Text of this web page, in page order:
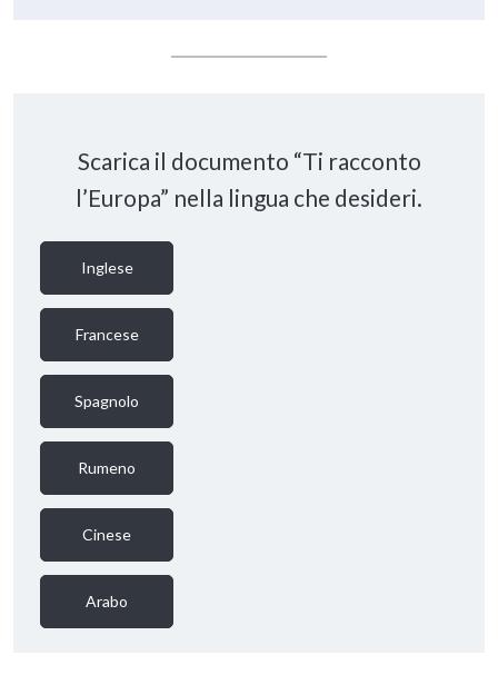
Scarica il documento “Ti racconto
l’Europa” nella lingua che desideri.
Inglese
Francese
Spagnolo
Rumeno
Cinese
Arabo